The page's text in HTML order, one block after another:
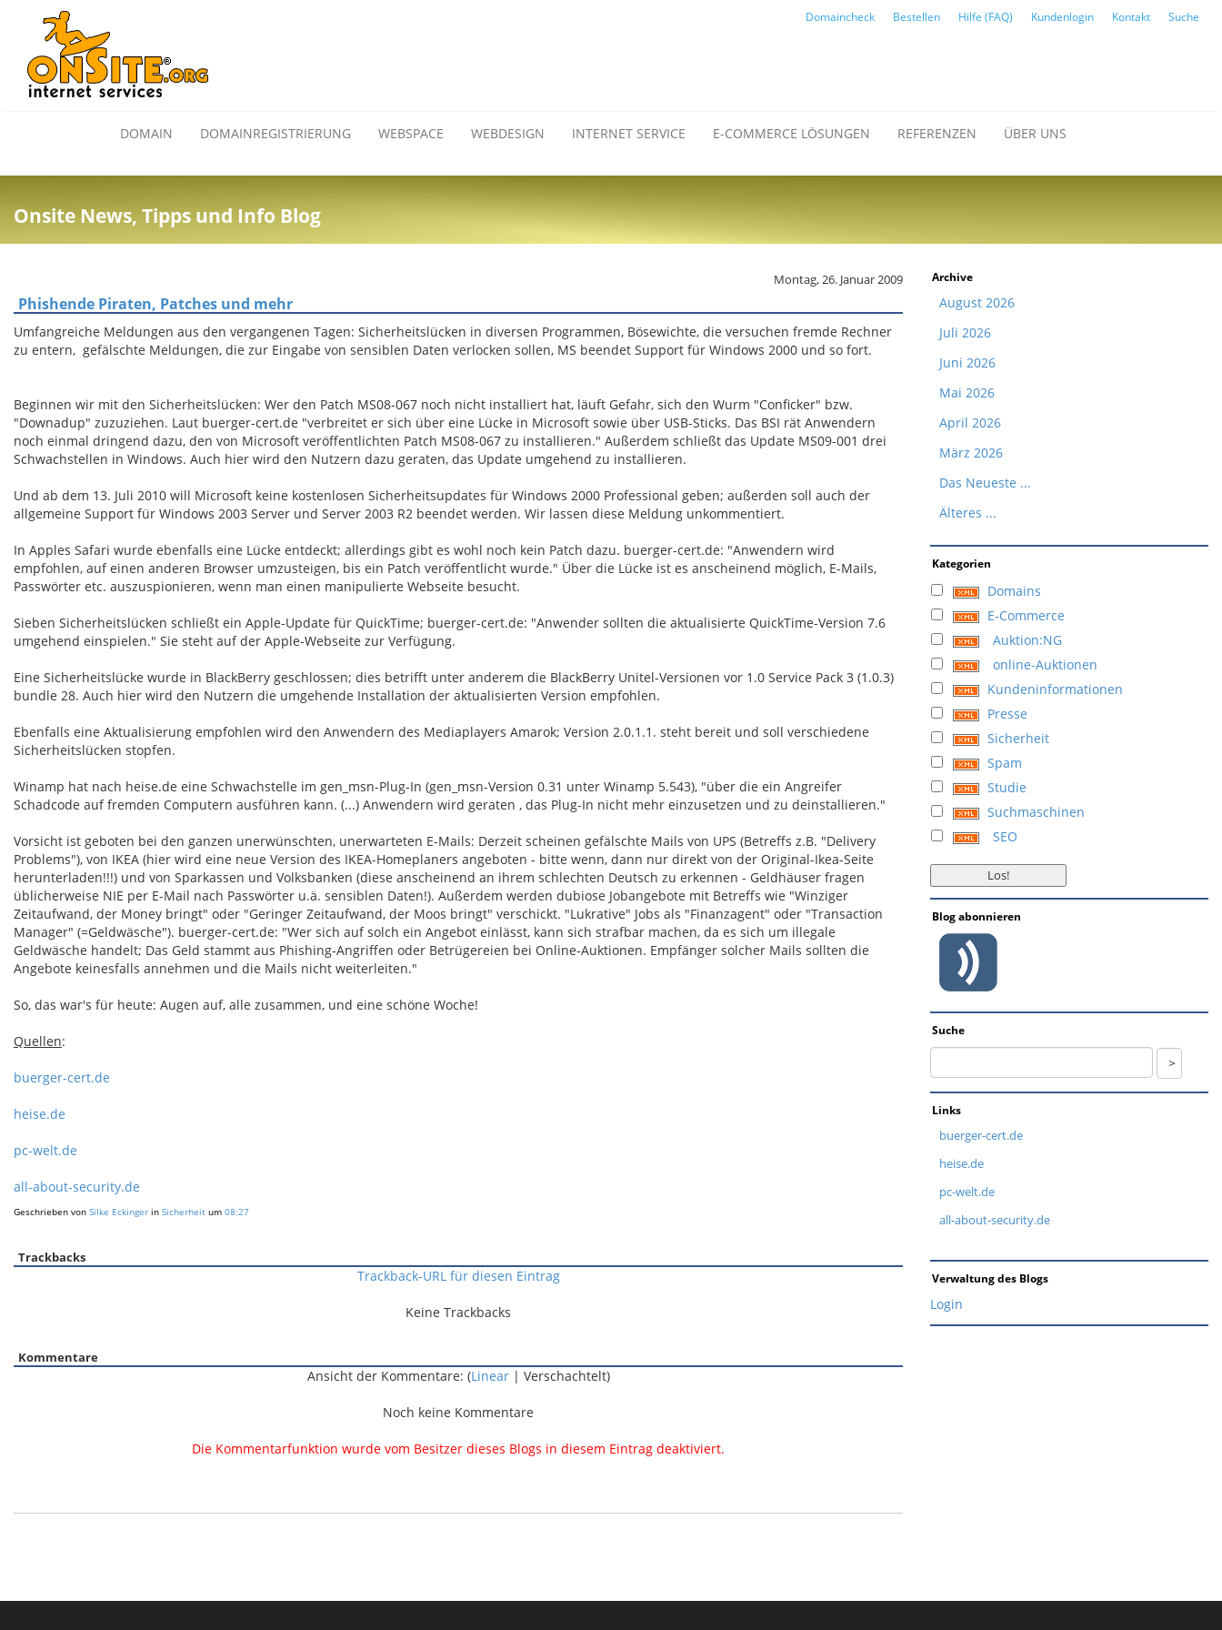
Domaincheck Bestellen Hilfe (FAQ) Kundenlogin Kontakt Suche
DOMAIN DOMAINREGISTRIERUNG WEBSPACE WEBDESIGN INTERNET SERVICE E-COMMERCE LÖSUNGEN REFERENZEN ÜBER UNS
Onsite News, Tipps und Info Blog
Montag, 26. Januar 2009
Phishende Piraten, Patches und mehr
Umfangreiche Meldungen aus den vergangenen Tagen: Sicherheitslücken in diversen Programmen, Bösewichte, die versuchen fremde Rechner
zu entern, gefälschte Meldungen, die zur Eingabe von sensiblen Daten verlocken sollen, MS beendet Support für Windows 2000 und so fort.
Beginnen wir mit den Sicherheitslücken: Wer den Patch MS08-067 noch nicht installiert hat, läuft Gefahr, sich den Wurm "Conficker" bzw.
"Downadup" zuzuziehen. Laut buerger-cert.de "verbreitet er sich über eine Lücke in Microsoft sowie über USB-Sticks. Das BSI rät Anwendern
noch einmal dringend dazu, den von Microsoft veröffentlichten Patch MS08-067 zu installieren." Außerdem schließt das Update MS09-001 drei
Schwachstellen in Windows. Auch hier wird den Nutzern dazu geraten, das Update umgehend zu installieren.
Und ab dem 13. Juli 2010 will Microsoft keine kostenlosen Sicherheitsupdates für Windows 2000 Professional geben; außerden soll auch der
allgemeine Support für Windows 2003 Server und Server 2003 R2 beendet werden. Wir lassen diese Meldung unkommentiert.
In Apples Safari wurde ebenfalls eine Lücke entdeckt; allerdings gibt es wohl noch kein Patch dazu. buerger-cert.de: "Anwendern wird
empfohlen, auf einen anderen Browser umzusteigen, bis ein Patch veröffentlicht wurde." Über die Lücke ist es anscheinend möglich, E-Mails,
Passwörter etc. auszuspionieren, wenn man einen manipulierte Webseite besucht.
Sieben Sicherheitslücken schließt ein Apple-Update für QuickTime; buerger-cert.de: "Anwender sollten die aktualisierte QuickTime-Version 7.6
umgehend einspielen." Sie steht auf der Apple-Webseite zur Verfügung.
Eine Sicherheitslücke wurde in BlackBerry geschlossen; dies betrifft unter anderem die BlackBerry Unitel-Versionen vor 1.0 Service Pack 3 (1.0.3)
bundle 28. Auch hier wird den Nutzern die umgehende Installation der aktualisierten Version empfohlen.
Ebenfalls eine Aktualisierung empfohlen wird den Anwendern des Mediaplayers Amarok; Version 2.0.1.1. steht bereit und soll verschiedene
Sicherheitslücken stopfen.
Winamp hat nach heise.de eine Schwachstelle im gen_msn-Plug-In (gen_msn-Version 0.31 unter Winamp 5.543), "über die ein Angreifer
Schadcode auf fremden Computern ausführen kann. (...) Anwendern wird geraten , das Plug-In nicht mehr einzusetzen und zu deinstallieren."
Vorsicht ist geboten bei den ganzen unerwünschten, unerwarteten E-Mails: Derzeit scheinen gefälschte Mails von UPS (Betreffs z.B. "Delivery
Problems"), von IKEA (hier wird eine neue Version des IKEA-Homeplaners angeboten - bitte wenn, dann nur direkt von der Original-Ikea-Seite
herunterladen!!!) und von Sparkassen und Volksbanken (diese anscheinend an ihrem schlechten Deutsch zu erkennen - Geldhäuser fragen
üblicherweise NIE per E-Mail nach Passwörter u.ä. sensiblen Daten!). Außerdem werden dubiose Jobangebote mit Betreffs wie "Winziger
Zeitaufwand, der Money bringt" oder "Geringer Zeitaufwand, der Moos bringt" verschickt. "Lukrative" Jobs als "Finanzagent" oder "Transaction
Manager" (=Geldwäsche"). buerger-cert.de: "Wer sich auf solch ein Angebot einlässt, kann sich strafbar machen, da es sich um illegale
Geldwäsche handelt; Das Geld stammt aus Phishing-Angriffen oder Betrügereien bei Online-Auktionen. Empfänger solcher Mails sollten die
Angebote keinesfalls annehmen und die Mails nicht weiterleiten."
So, das war's für heute: Augen auf, alle zusammen, und eine schöne Woche!
Quellen:
buerger-cert.de
heise.de
pc-welt.de
all-about-security.de
Geschrieben von Silke Eckinger in Sicherheit um 08:27
Trackbacks
Trackback-URL für diesen Eintrag
Keine Trackbacks
Kommentare
Ansicht der Kommentare: (Linear| Verschachtelt)
Noch keine Kommentare
Die Kommentarfunktion wurde vom Besitzer dieses Blogs in diesem Eintrag deaktiviert.
Archive
August 2026
Juli 2026
Juni 2026
Mai 2026
April 2026
März 2026
Das Neueste ...
Älteres ...
Kategorien
Domains
E-Commerce
Auktion:NG
online-Auktionen
Kundeninformationen
Presse
Sicherheit
Spam
Studie
Suchmaschinen
SEO
Blog abonnieren
Suche
Links
buerger-cert.de
heise.de
pc-welt.de
all-about-security.de
Verwaltung des Blogs
Login